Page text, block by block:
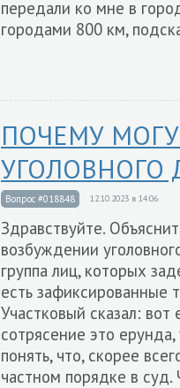
передали ко мне в
городами 800 км,
ПОЧЕМУ
УГОЛОВНОГО
Вопрос #018848 12.10.2023 в 14:06
Здравствуйте.
возбуждении
группа лиц, которых
есть зафиксированные
Участковый сказал:
сотрясение это
понять, что, скорее
частном порядке в суд.